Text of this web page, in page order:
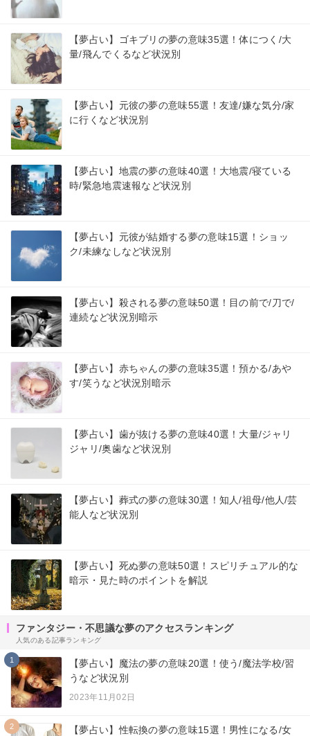
【夢占い】ゴキブリの夢の意味35選！体につく/大
量/飛んでくるなど状況別
【夢占い】元彼の夢の意味55選！友達/嫌な気分/家
に行くなど状況別
【夢占い】地震の夢の意味40選！大地震/寝ている
時/緊急地震速報など状況別
【夢占い】元彼が結婚する夢の意味15選！ショッ
ク/未練なしなど状況別
【夢占い】殺される夢の意味50選！目の前で/刀で/
連続など状況別暗示
【夢占い】赤ちゃんの夢の意味35選！預かる/あや
す/笑うなど状況別暗示
【夢占い】歯が抜ける夢の意味40選！大量/ジャリ
ジャリ/奥歯など状況別
【夢占い】葬式の夢の意味30選！知人/祖母/他人/芸
能人など状況別
【夢占い】死ぬ夢の意味50選！スピリチュアル的な
暗示・見た時のポイントを解説
ファンタジー・不思議な夢のアクセスランキング
人気のある記事ランキング
1
【夢占い】魔法の夢の意味20選！使う/魔法学校/習
うなど状況別
2023年11月02日
2
【夢占い】性転換の夢の意味15選！男性になる/女